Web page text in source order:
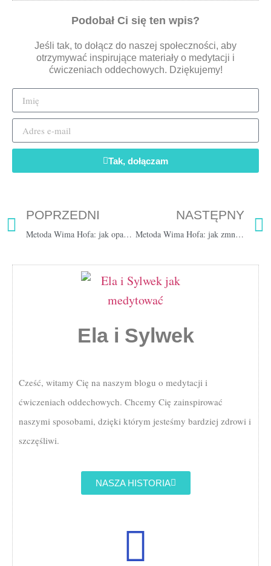
Podobał Ci się ten wpis?
Jeśli tak, to dołącz do naszej społeczności, aby
otrzymywać inspirujące materiały o medytacji i
ćwiczeniach oddechowych. Dziękujemy!
Tak, dołączam
POPRZEDNI
Metoda Wima Hofa: jak opanować stres? Tydzień 2
NASTĘPNY
Metoda Wima Hofa: jak zmniejszyć ilość stanów zapalnych? Tydzień 4
Ela i Sylwek
Cześć, witamy Cię na naszym blogu o medytacji i
ćwiczeniach oddechowych. Chcemy Cię zainspirować
naszymi sposobami, dzięki którym jesteśmy bardziej zdrowi i
szczęśliwi.
NASZA HISTORIA